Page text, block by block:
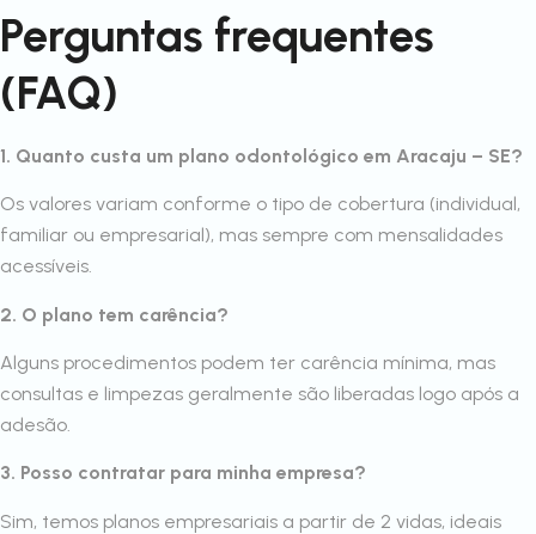
Perguntas frequentes
(FAQ)
1. Quanto custa um plano odontológico em Aracaju – SE?
Os valores variam conforme o tipo de cobertura (individual,
familiar ou empresarial), mas sempre com mensalidades
acessíveis.
2. O plano tem carência?
Alguns procedimentos podem ter carência mínima, mas
consultas e limpezas geralmente são liberadas logo após a
adesão.
3. Posso contratar para minha empresa?
Sim, temos planos empresariais a partir de 2 vidas, ideais